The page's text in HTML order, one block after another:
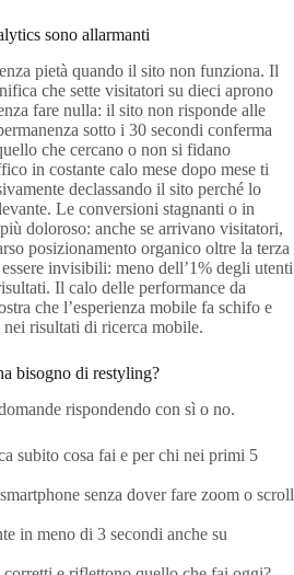
sono allarmanti
pietà quando il sito non funziona. Il
che sette visitatori su dieci aprono
fare nulla: il sito non risponde alle
sotto i 30 secondi conferma
che cercano o non si fidano
in costante calo mese dopo mese ti
declassando il sito perché lo
Le conversioni stagnanti o in
doloroso: anche se arrivano visitatori,
posizionamento organico oltre la terza
invisibili: meno dell’1% degli utenti
Il calo delle performance da
che l’esperienza mobile fa schifo e
risultati di ricerca mobile.
bisogno di restyling?
rispondendo con sì o no.
subito cosa fai e per chi nei primi 5
senza dover fare zoom o scroll
in meno di 3 secondi anche su